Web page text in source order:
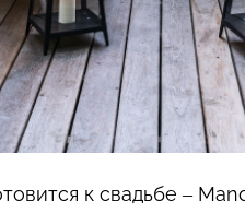
к свадьбе –